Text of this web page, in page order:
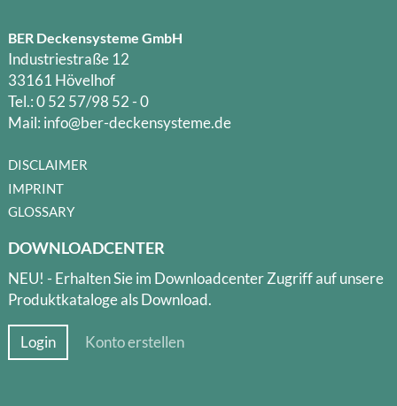
BER Deckensysteme GmbH
Industriestraße 12
33161 Hövelhof
Tel.: 0 52 57/98 52 - 0
Mail: info@ber-deckensysteme.de
DISCLAIMER
IMPRINT
GLOSSARY
DOWNLOADCENTER
NEU! - Erhalten Sie im Downloadcenter Zugriff auf unsere
Produktkataloge als Download.
Login Konto erstellen